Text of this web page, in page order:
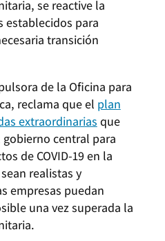
se reactive la
establecidos para
transición
de la Oficina para
reclama que el plan
extraordinarias que
central para
de COVID-19 en la
realistas y
empresas puedan
una vez superada la